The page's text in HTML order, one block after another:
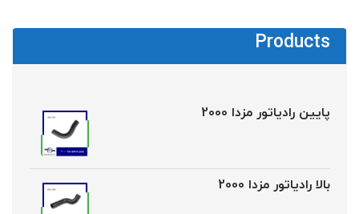
Products
پایین رادیاتور مزدا 2000
بالا رادیاتور مزدا 2000